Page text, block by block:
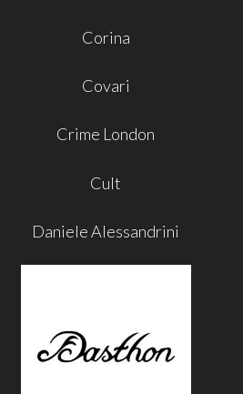
Corina
Covari
Crime London
Cult
Daniele Alessandrini